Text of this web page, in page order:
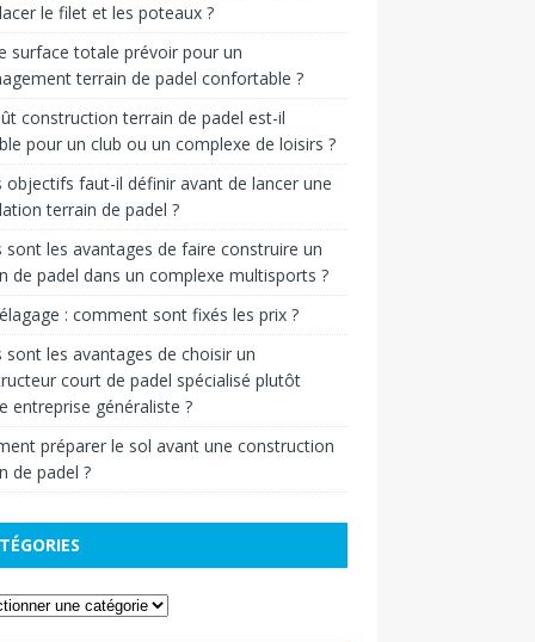
le filet et les poteaux ?
surface totale prévoir pour un
terrain de padel confortable ?
construction terrain de padel est-il
pour un club ou un complexe de loisirs ?
objectifs faut-il définir avant de lancer une
terrain de padel ?
sont les avantages de faire construire un
de padel dans un complexe multisports ?
: comment sont fixés les prix ?
sont les avantages de choisir un
court de padel spécialisé plutôt
entreprise généraliste ?
préparer le sol avant une construction
de padel ?